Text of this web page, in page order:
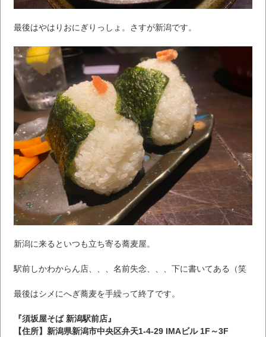
最後はやはりおにぎりっしょ。さすが新潟です。
新潟に来るといつも立ち寄る蕎麦屋。
駅前しかわからん店、、、名前失念、、、下に書いてある（笑
最後はシメにへぎ蕎麦を手繰って終了です。
『須坂屋そば 新潟駅前店』
【住所】新潟県新潟市中央区弁天1-4-29 IMAビル 1F～3F